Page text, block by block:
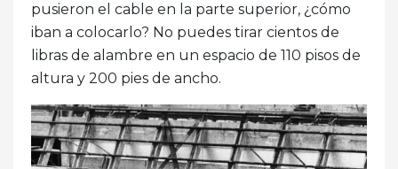
pusieron el cable en la parte superior, ¿cómo
iban a colocarlo? No puedes tirar cientos de
libras de alambre en un espacio de 110 pisos de
altura y 200 pies de ancho.